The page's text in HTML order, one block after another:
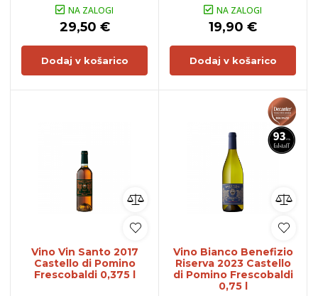
NA ZALOGI
29,50 €
Dodaj v košarico
NA ZALOGI
19,90 €
Dodaj v košarico
Vino Vin Santo 2017
Castello di Pomino
Frescobaldi 0,375 l
Vino Bianco Benefizio
Riserva 2023 Castello
di Pomino Frescobaldi
0,75 l